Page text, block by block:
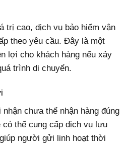
trị cao, dịch vụ bảo hiểm vận
theo yêu cầu. Đây là một
lợi cho khách hàng nếu xảy
trình di chuyển.
chưa thể nhận hàng đúng
thể cung cấp dịch vụ lưu
người gửi linh hoạt thời